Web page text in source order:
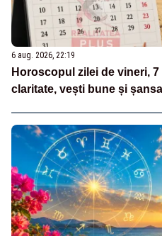
6 aug. 2026, 22:19
Horoscopul zilei de vineri,
claritate, vești bune și